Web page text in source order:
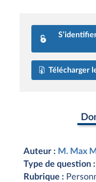
Télécharger
Auteur : M. Max
Type de question :
Rubrique :